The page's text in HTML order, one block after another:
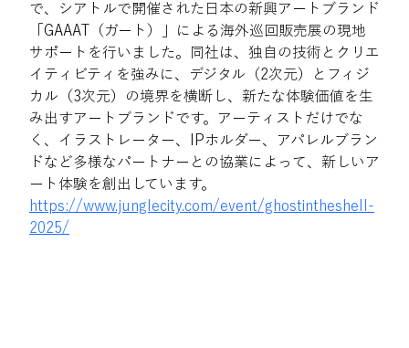
で、シアトルで開催された日本の新興アートブランド
「GAAAT（ガート）」による海外巡回販売展の現地
サポートを行いました。同社は、独自の技術とクリエ
イティビティを強みに、デジタル（2次元）とフィジ
カル（3次元）の境界を横断し、新たな体験価値を生
み出すアートブランドです。アーティストだけでな
く、イラストレーター、IPホルダー、アパレルブラン
ドなど多様なパートナーとの協業によって、新しいア
ート体験を創出しています。
https://www.junglecity.com/event/ghostintheshell-
2025/